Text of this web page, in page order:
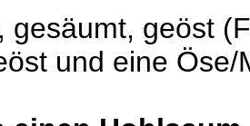
gesäumt, geöst
und eine Öse/